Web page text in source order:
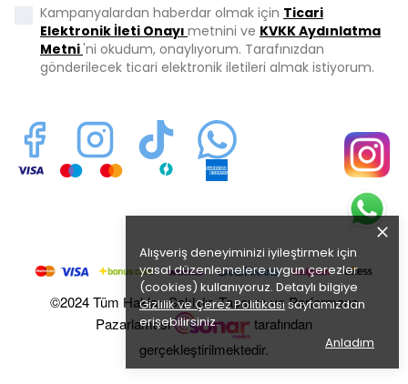
Alışveriş deneyiminizi iyileştirmek için
yasal düzenlemelere uygun çerezler
(cookies) kullanıyoruz. Detaylı bilgiye
Gizlilik ve Çerez Politikasısayfamızdan
erişebilirsiniz.
Anladım
Kampanyalardan haberdar olmak için Ticari
Elektronik İleti Onayı metnini ve KVKK Aydınlatma
Metni'ni okudum, onaylıyorum. Tarafınızdan
gönderilecek ticari elektronik iletileri almak istiyorum.
©2024 Tüm Hakları Saklıdır. Tasarım ve Performans
Pazarlaması
tarafından
gerçekleştirilmektedir.